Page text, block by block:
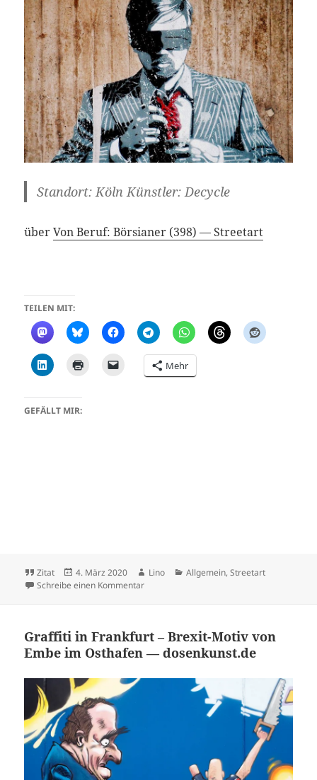
Standort: Köln Künstler: Decycle
überVon Beruf: Börsianer (398) — Streetart
TEILEN MIT:
Mehr
GEFÄLLT MIR:
Format
Zitat
Veröffentlicht
am
4. März 2020 Autor
Lino Kategorien
Allgemein,Streetart
Schreibe einen Kommentarzu Von Beruf: Börsianer (398) — Streetart
Graffiti in Frankfurt – Brexit-Motiv von
Embe im Osthafen — dosenkunst.de